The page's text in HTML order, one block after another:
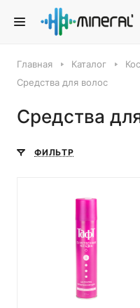
Главная Каталог
Средства для волос
Средства
ФИЛЬТР